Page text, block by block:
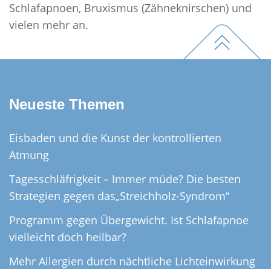
Schlafapnoen, Bruxismus (Zähneknirschen) und
vielen mehr an.
Footer
Neueste Themen
Eisbaden und die Kunst der kontrollierten
Atmung
Tagesschläfrigkeit – Immer müde? Die besten
Strategien gegen das„Streichholz-Syndrom“
Programm gegen Übergewicht. Ist Schlafapnoe
vielleicht doch heilbar?
Mehr Allergien durch nächtliche Lichteinwirkung